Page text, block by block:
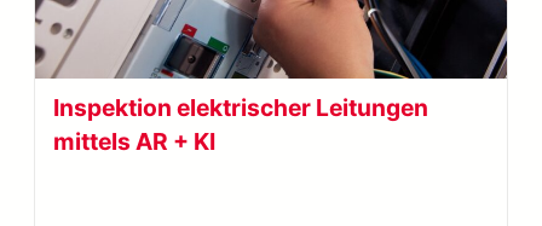
Inspektion elektrischer Leitungen
mittels AR + KI